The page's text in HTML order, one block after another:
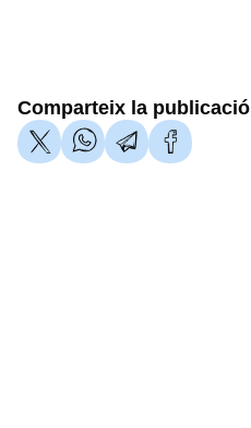
Comparteix la publicació